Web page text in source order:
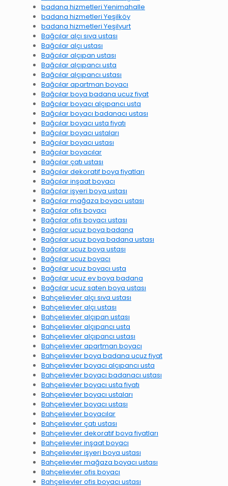
badana hizmetleri Yenimahalle
badana hizmetleri Yeşilköy
badana hizmetleri Yeşilyurt
Bağcılar alçı sıva ustası
Bağcılar alçı ustası
Bağcılar alçıpan ustası
Bağcılar alçıpancı usta
Bağcılar alçıpancı ustası
Bağcılar apartman boyacı
Bağcılar boya badana ucuz fiyat
Bağcılar boyacı alçıpancı usta
Bağcılar boyacı badanacı ustası
Bağcılar boyacı usta fiyatı
Bağcılar boyacı ustaları
Bağcılar boyacı ustası
Bağcılar boyacılar
Bağcılar çatı ustası
Bağcılar dekoratif boya fiyatları
Bağcılar inşaat boyacı
Bağcılar işyeri boya ustası
Bağcılar mağaza boyacı ustası
Bağcılar ofis boyacı
Bağcılar ofis boyacı ustası
Bağcılar ucuz boya badana
Bağcılar ucuz boya badana ustası
Bağcılar ucuz boya ustası
Bağcılar ucuz boyacı
Bağcılar ucuz boyacı usta
Bağcılar ucuz ev boya badana
Bağcılar ucuz saten boya ustası
Bahçelievler alçı sıva ustası
Bahçelievler alçı ustası
Bahçelievler alçıpan ustası
Bahçelievler alçıpancı usta
Bahçelievler alçıpancı ustası
Bahçelievler apartman boyacı
Bahçelievler boya badana ucuz fiyat
Bahçelievler boyacı alçıpancı usta
Bahçelievler boyacı badanacı ustası
Bahçelievler boyacı usta fiyatı
Bahçelievler boyacı ustaları
Bahçelievler boyacı ustası
Bahçelievler boyacılar
Bahçelievler çatı ustası
Bahçelievler dekoratif boya fiyatları
Bahçelievler inşaat boyacı
Bahçelievler işyeri boya ustası
Bahçelievler mağaza boyacı ustası
Bahçelievler ofis boyacı
Bahçelievler ofis boyacı ustası